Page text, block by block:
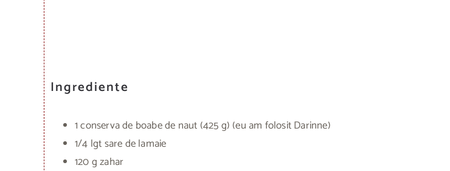
Ingrediente
1 conserva de boabe de naut (425 g) (eu am folosit Darinne)
1/4 lgt sare de lamaie
120 g zahar